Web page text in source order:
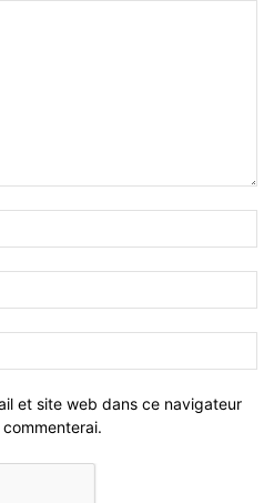
et site web dans ce navigateur